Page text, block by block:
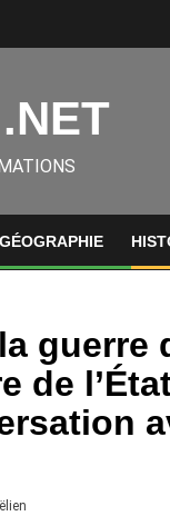
GÉOGRAPHIE
guerre
de